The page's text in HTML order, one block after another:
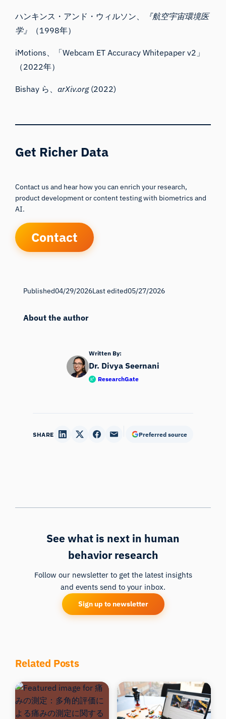
ハンキンス・アンド・ウィルソン、
『航空宇宙環境医
学』
（1998年）
iMotions、「Webcam ET Accuracy Whitepaper v2」
（2022年）
Bishay ら、arXiv.org(2022)
Get Richer Data
Contact us and hear how you can enrich your research,
product development or content testing with biometrics and
AI.
Contact
Published04/29/2026Last edited05/27/2026
About the author
Written By:
Dr. Divya Seernani
ResearchGate
SHARE Preferred source
See what is next in human
behavior research
Follow our newsletter to get the latest insights
and events send to your inbox.
Sign up to newsletter
Related Posts